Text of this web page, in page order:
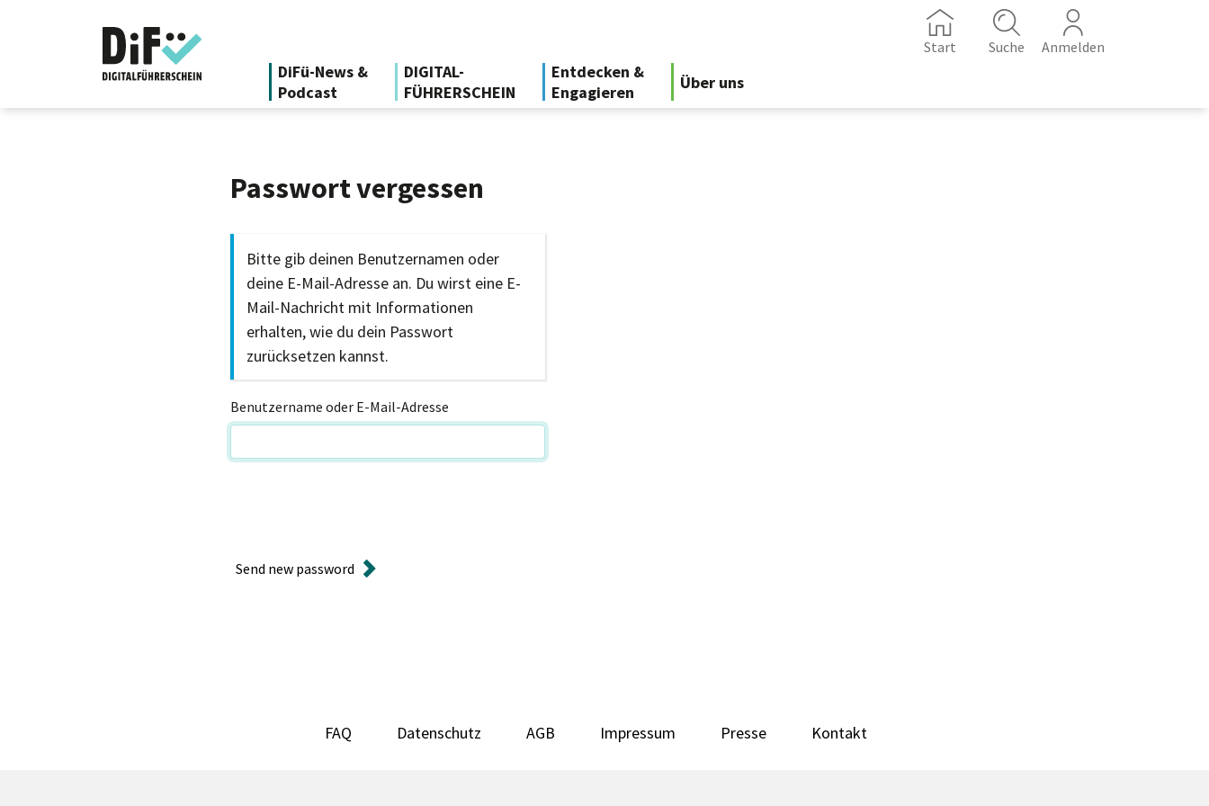
DiFü-News &
Podcast
DIGITAL-
FÜHRERSCHEIN
Entdecken &
Engagieren
Über uns
Start Suche Anmelden
Passwort vergessen
Bitte gib deinen Benutzernamen oder
deine E-Mail-Adresse an. Du wirst eine E-
Mail-Nachricht mit Informationen
erhalten, wie du dein Passwort
zurücksetzen kannst.
Benutzername oder E-Mail-Adresse
Send new password
FAQ Datenschutz AGB Impressum Presse Kontakt